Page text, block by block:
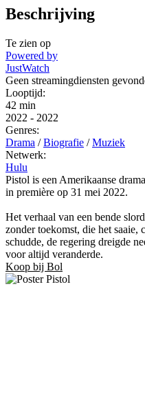
Beschrijving
Te zien op
Powered by
JustWatch
Geen streamingdiensten
Looptijd:
42 min
2022 - 2022
Genres:
Drama / Biografie / Muziek
Netwerk:
Hulu
Pistol is een Amerikaanse
in première op 31 mei 2022.
Het verhaal van een bende
zonder toekomst, die het saaie,
schudde, de regering dreigde
voor altijd veranderde.
Koop bij Bol